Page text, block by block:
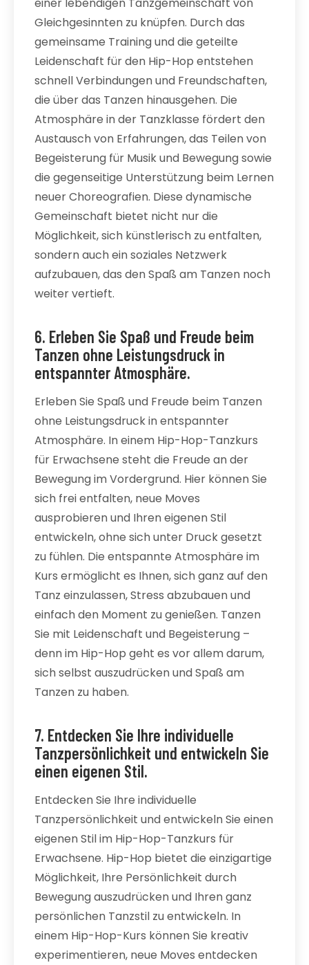
Gleichgesinnten zu knüpfen. Durch das
gemeinsame Training und die geteilte
Leidenschaft für den Hip-Hop entstehen
schnell Verbindungen und Freundschaften,
die über das Tanzen hinausgehen. Die
Atmosphäre in der Tanzklasse fördert den
Austausch von Erfahrungen, das Teilen von
Begeisterung für Musik und Bewegung sowie
die gegenseitige Unterstützung beim Lernen
neuer Choreografien. Diese dynamische
Gemeinschaft bietet nicht nur die
Möglichkeit, sich künstlerisch zu entfalten,
sondern auch ein soziales Netzwerk
aufzubauen, das den Spaß am Tanzen noch
weiter vertieft.
6. Erleben Sie Spaß und Freude beim
Tanzen ohne Leistungsdruck in
entspannter Atmosphäre.
Erleben Sie Spaß und Freude beim Tanzen
ohne Leistungsdruck in entspannter
Atmosphäre. In einem Hip-Hop-Tanzkurs
für Erwachsene steht die Freude an der
Bewegung im Vordergrund. Hier können Sie
sich frei entfalten, neue Moves
ausprobieren und Ihren eigenen Stil
entwickeln, ohne sich unter Druck gesetzt
zu fühlen. Die entspannte Atmosphäre im
Kurs ermöglicht es Ihnen, sich ganz auf den
Tanz einzulassen, Stress abzubauen und
einfach den Moment zu genießen. Tanzen
Sie mit Leidenschaft und Begeisterung –
denn im Hip-Hop geht es vor allem darum,
sich selbst auszudrücken und Spaß am
Tanzen zu haben.
7. Entdecken Sie Ihre individuelle
Tanzpersönlichkeit und entwickeln Sie
einen eigenen Stil.
Entdecken Sie Ihre individuelle
Tanzpersönlichkeit und entwickeln Sie einen
eigenen Stil im Hip-Hop-Tanzkurs für
Erwachsene. Hip-Hop bietet die einzigartige
Möglichkeit, Ihre Persönlichkeit durch
Bewegung auszudrücken und Ihren ganz
persönlichen Tanzstil zu entwickeln. In
einem Hip-Hop-Kurs können Sie kreativ
experimentieren, neue Moves entdecken